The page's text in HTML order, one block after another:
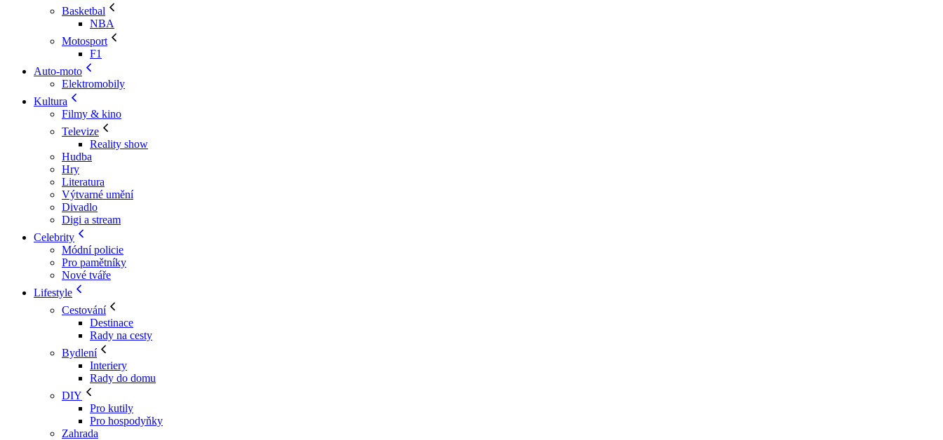
Basketbal
NBA
Motosport
F1
Auto-moto
Elektromobily
Kultura
Filmy & kino
Televize
Reality show
Hudba
Hry
Literatura
Výtvarné umění
Divadlo
Digi a stream
Celebrity
Módní policie
Pro pamětníky
Nové tváře
Lifestyle
Cestování
Destinace
Rady na cesty
Bydlení
Interiery
Rady do domu
DIY
Pro kutily
Pro hospodyňky
Zahrada